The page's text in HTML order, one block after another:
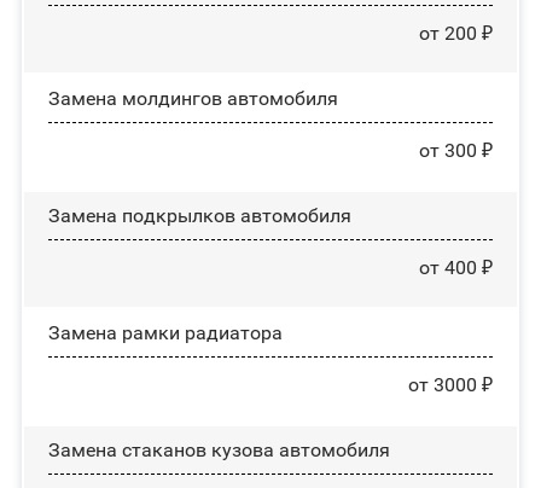
от 200 ₽
Замена молдингов автомобиля
от 300 ₽
Замена пoдĸpылĸoв автомобиля
от 400 ₽
Замена рамки радиатора
от 3000 ₽
Замена стаканов кузова автомобиля